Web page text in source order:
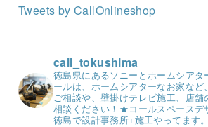
Tweets by CallOnlineshop
call_tokushima
徳島県にあるソニーとホームシア
ールは、ホームシアターなお家など
ご相談や、壁掛けテレビ施工、店舗
相談ください！ ★コールスペース
徳島で設計事務所+施工やってます。